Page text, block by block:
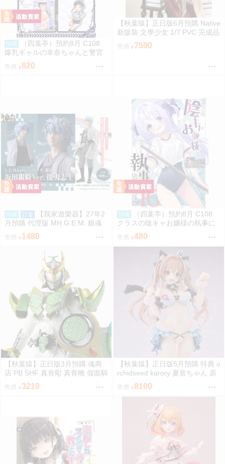
預購
（四葉亭）預約8月 C108
爆乳ギャルの幸奈ちゃんと警官
コスエッチ 新刊套組 猫耳と黒マ
スク
售價 820
【秋葉猿】正日版6月預購 Native
新版裝 文學少女 1/7 PVC 完成品
售價 7590
預購 訂金
【我家遊樂器】27年2
月預購 代理版 MH G.E.M. 銀魂
坂田銀時 攘夷志士
1480
預購
（四葉亭）預約8月 C108
クラスの陰キャお嬢様の執事に
なりました10 ひづき夜宵
480
【秋葉猿】正日版3月預購 魂商
店 PB SHF 真骨彫 真骨雕 假面騎
士 鎧武 斬月 哈密瓜
售價 3210
【秋葉猿】正日版5月預購 特典 o
rchidseed karory 夏音ちゃん 原
畫 1/6 PVC 完成品
售價 8100